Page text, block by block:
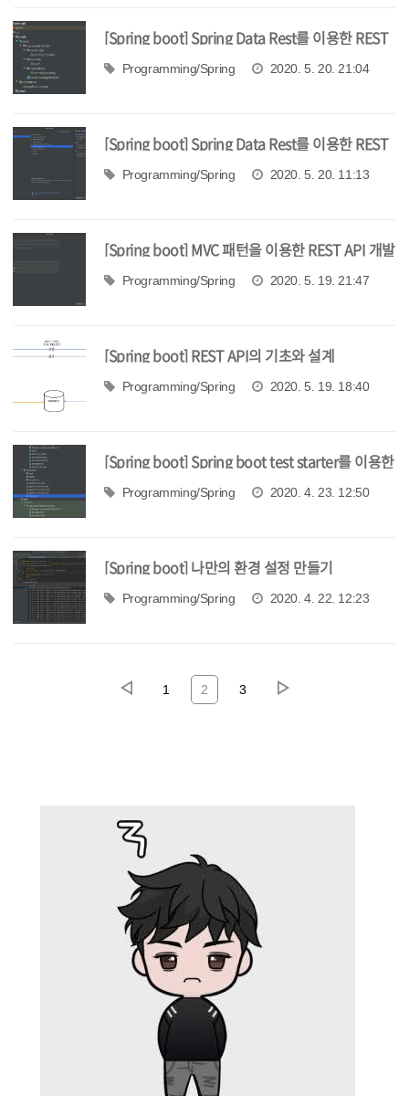
[Spring boot] Spring Data Rest를 이용한 REST
API 개발 2
Programming/Spring 2020. 5. 20. 21:04
[Spring boot] Spring Data Rest를 이용한 REST
API 개발 1
Programming/Spring 2020. 5. 20. 11:13
[Spring boot] MVC 패턴을 이용한 REST API 개발
Programming/Spring 2020. 5. 19. 21:47
[Spring boot] REST API의 기초와 설계
Programming/Spring 2020. 5. 19. 18:40
[Spring boot] Spring boot test starter를 이용한
테스트 코드 작성
Programming/Spring 2020. 4. 23. 12:50
[Spring boot] 나만의 환경 설정 만들기
Programming/Spring 2020. 4. 22. 12:23
1 2 3